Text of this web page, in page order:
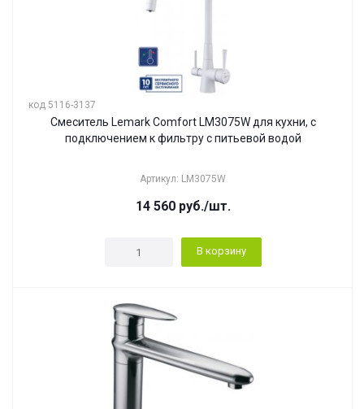
код 5116-3137
Смеситель Lemark Comfort LM3075W для кухни, с
подключением к фильтру с питьевой водой
Артикул: LM3075W
14 560руб./шт.
В корзину